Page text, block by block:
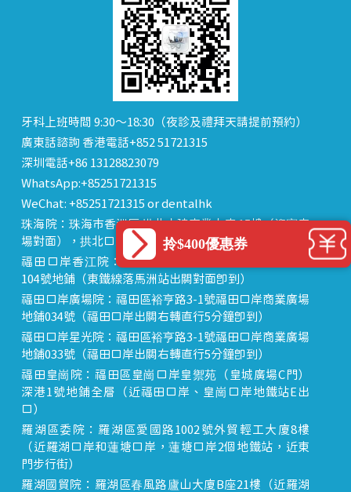
牙科上班時間 9:30～18:30（夜診及禮拜天請提前預約）
廣東話諮詢 香港電話+852 51721315
深圳電話+86 13128823079
WhatsApp:+85251721315
WeChat: +85251721315 or dentalhk
珠海院：珠海市香洲區 拱北中建商業大廈 15樓（迎賓廣
場對面），拱北口岸步行8分鐘直達
福田口岸香江院：福田區福田口岸正對面，海悅華城
104號地鋪（東鐵線落馬洲站出關對面即到）
福田口岸廣場院：福田區裕亨路3-1號福田口岸商業廣場
地鋪034號（福田口岸出關右轉直行5分鐘即到）
福田口岸星光院：福田區裕亨路3-1號福田口岸商業廣場
地鋪033號（福田口岸出關右轉直行5分鐘即到）
福田皇崗院：福田區皇崗口岸皇禦苑（皇城廣場C門）
深港1號地鋪全層（近福田口岸、皇崗口岸地鐵站E出
口）
羅湖區委院：羅湖區愛國路1002號外貿輕工大廈8樓
（近羅湖口岸和蓮塘口岸，蓮塘口岸2個地鐵站，近東
門步行街）
羅湖國貿院：羅湖區春風路廬山大廈B座21樓（近羅湖
拎$400優惠券